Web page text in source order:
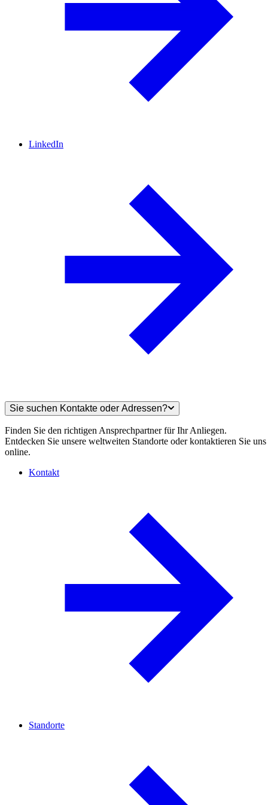
LinkedIn
Sie suchen Kontakte oder Adressen?
Finden Sie den richtigen Ansprechpartner für Ihr Anliegen.
Entdecken Sie unsere weltweiten Standorte oder kontaktieren Sie uns
online.
Kontakt
Standorte